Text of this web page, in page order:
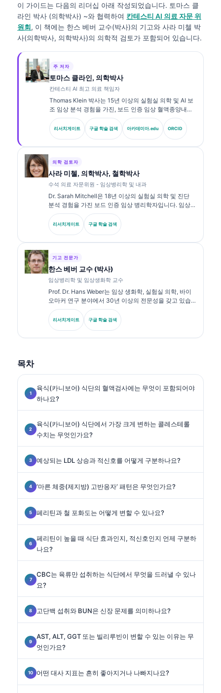
이 가이드는 다음의 리더십 아래 작성되었습니다. 토마스 클
라인 박사 (의학박사) ~와 협력하여 칸테스티 AI 의료 자문 위
원회, 이 책에는 한스 베버 교수(박사)의 기고와 사라 미첼 박
사(의학박사, 의학박사)의 의학적 검토가 포함되어 있습니다.
주 저자
토마스 클라인, 의학박사
칸테스티 AI 최고 의료 책임자
Thomas Klein 박사는 15년 이상의 실험실 의학 및 AI 보
조 임상 분석 경험을 가진, 보드 인증 임상 혈액종양내과
전문의이자 내과 전문의입니다. Kantesti AI의 최고 의료
책임자(CMO)로서 그는 독자적 신경망의 의학적 정확성
에 대한 임상적 감독을 제공합니다. Klein 박사는 생체표
리서치게이트 구글 학술 검색 아카데미아.edu ORCID
의학 검토자
사라 미첼, 의학박사, 철학박사
수석 의료 자문위원 - 임상병리학 및 내과
Dr. Sarah Mitchell은 18년 이상의 실험실 의학 및 진단
분석 경험을 가진 보드 인증 임상 병리학자입니다. 임상
화학 분야의 전문 자격을 보유하고 있으며, 임상 실무에서
바이오마커 패널과 실험실 분석에 대해 광범위하게 출판
해 왔습니다.
리서치게이트 구글 학술 검색
기고 전문가
한스 베버 교수 (박사)
임상병리학 및 임상생화학 교수
Prof. Dr. Hans Weber는 임상 생화학, 실험실 의학, 바이
오마커 연구 분야에서 30년 이상의 전문성을 갖고 있습
니다. 독일 임상화학회 전 회장으로서, 진단 패널 분석, 바
이오마커 표준화, AI 보조 실험실 의학을 전문으로 합니
다.
리서치게이트 구글 학술 검색
목차
육식(카니보어) 식단의 혈액검사에는 무엇이 포함되어야
하나요?
육식(카니보어) 식단에서 가장 크게 변하는 콜레스테롤
수치는 무엇인가요?
예상되는 LDL 상승과 적신호를 어떻게 구분하나요?
‘마른 체중(제지방) 고반응자’ 패턴은 무엇인가요?
페리틴과 철 포화도는 어떻게 변할 수 있나요?
페리틴이 높을 때 식단 효과인지, 적신호인지 언제 구분하
나요?
CBC는 육류만 섭취하는 식단에서 무엇을 드러낼 수 있나
요?
고단백 섭취와 BUN은 신장 문제를 의미하나요?
AST, ALT, GGT 또는 빌리루빈이 변할 수 있는 이유는 무
엇인가요?
어떤 대사 지표는 흔히 좋아지거나 나빠지나요?